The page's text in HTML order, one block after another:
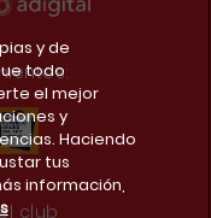
club
y de
todo
el mejor
y
Haciendo
tus
información,